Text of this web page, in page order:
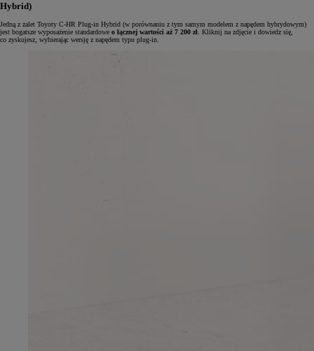
Hybrid)
Jedną z zalet Toyoty C-HR Plug-in Hybrid (w porównaniu z tym samym modelem z napędem hybrydowym)
jest bogatsze wyposażenie standardowe o łącznej wartości aż 7 200 zł . Kliknij na zdjęcie i dowiedz się,
co zyskujesz, wybierając wersję z napędem typu plug-in.